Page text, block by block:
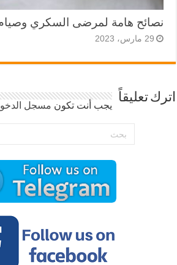
نصائح هامة لمرضى السكري
29 مارس، 2023
اترك تعليقاً
يجب أنت تكون مسجل